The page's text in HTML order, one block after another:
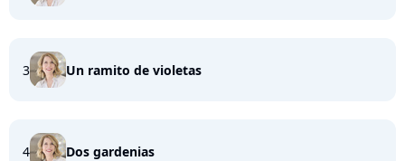
3 Un ramito de violetas
4 Dos gardenias